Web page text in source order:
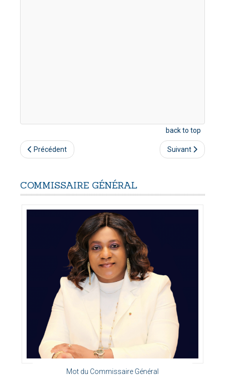
back to top
Précédent Suivant
COMMISSAIRE GÉNÉRAL
Mot du Commissaire Général